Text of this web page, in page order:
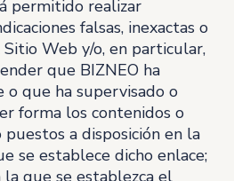
permitido realizar
falsas, inexactas o
Web y/o, en particular,
que BIZNEO ha
o que ha supervisado o
forma los contenidos o
a disposición en la
se establece dicho enlace;
que se establezca el